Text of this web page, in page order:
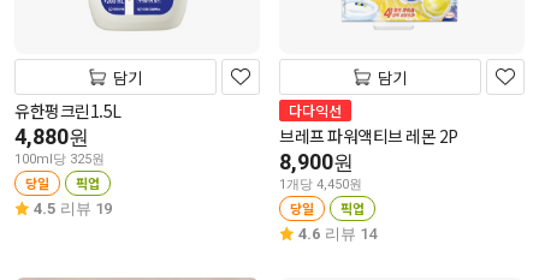
담기
유한펑크린1.5L
4,880원
100ml당 325원
당일 픽업
4.5 리뷰 19
담기
다다익선
브레프 파워액티브 레몬 2P
8,900원
1개당 4,450원
당일 픽업
4.6 리뷰 14